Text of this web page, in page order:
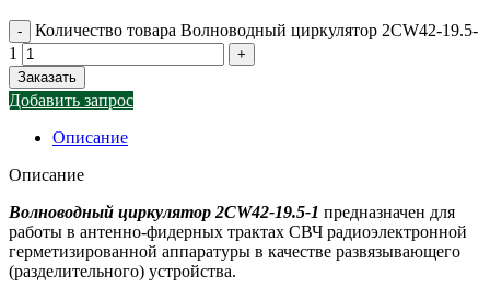
Количество товара Волноводный циркулятор 2CW42-19.5-
1
Заказать
Добавить запрос
Описание
Описание
Волноводный циркулятор 2CW42-19.5-1 предназначен для
работы в антенно-фидерных трактах СВЧ радиоэлектронной
герметизированной аппаратуры в качестве развязывающего
(разделительного) устройства.